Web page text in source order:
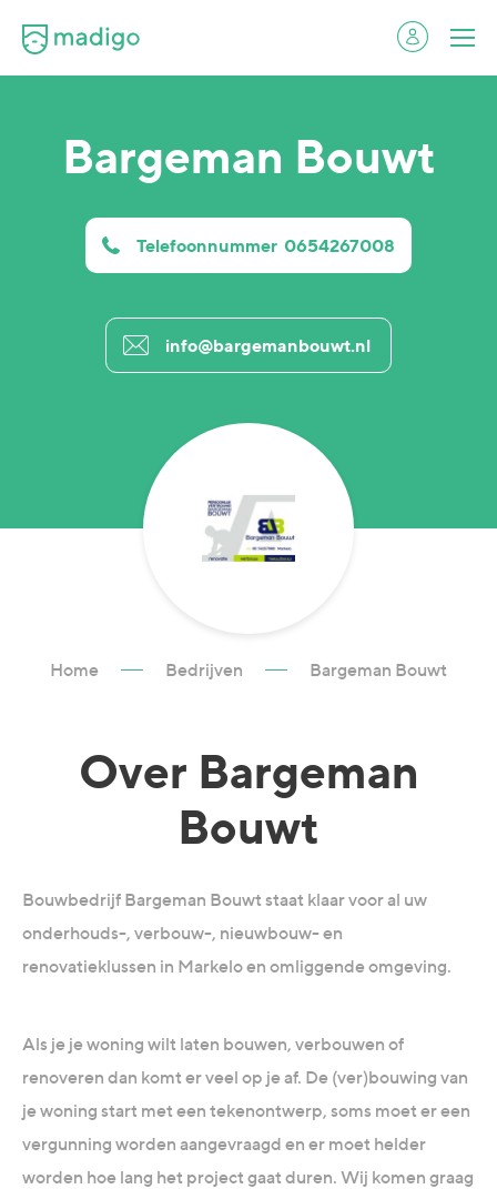
Bargeman Bouwt
Telefoonnummer 0654267008
info@bargemanbouwt.nl
Home Bedrijven Bargeman Bouwt
Over Bargeman
Bouwt
Bouwbedrijf Bargeman Bouwt staat klaar voor al uw
onderhouds-, verbouw-, nieuwbouw- en
renovatieklussen in Markelo en omliggende omgeving.
Als je je woning wilt laten bouwen, verbouwen of
renoveren dan komt er veel op je af. De (ver)bouwing van
je woning start met een tekenontwerp, soms moet er een
vergunning worden aangevraagd en er moet helder
worden hoe lang het project gaat duren. Wij komen graag